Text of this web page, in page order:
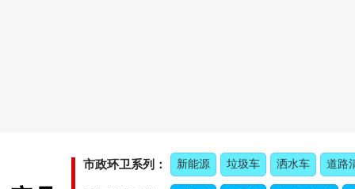
市政环卫系列： 新能源 垃圾车 洒水车 道路